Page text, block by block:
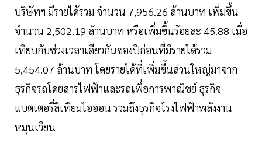
บริษัทฯ มีรายได้รวม จำนวน 7,956.26 ล้านบาท เพิ่มขึ้น
จำนวน 2,502.19 ล้านบาท หรือเพิ่มขึ้นร้อยละ 45.88 เมื่อ
เทียบกับช่วงเวลาเดียวกันของปีก่อนที่มีรายได้รวม
5,454.07 ล้านบาท โดยรายได้ที่เพิ่มขึ้นส่วนใหญ่มาจาก
ธุรกิจรถโดยสารไฟฟ้าและรถเพื่อการพาณิชย์ ธุรกิจ
แบตเตอรี่ลิเทียมไอออน รวมถึงธุรกิจโรงไฟฟ้าพลังงาน
หมุนเวียน